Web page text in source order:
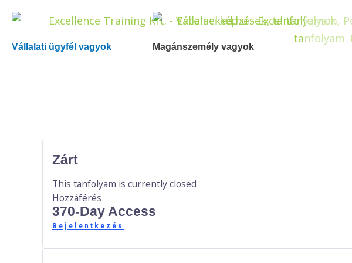
Skip
content
Vállalati ügyfél vagyok Magánszemély vagyok
Zárt
This tanfolyam is currently closed
Hozzáférés
370-Day Access
Bejelentkezés